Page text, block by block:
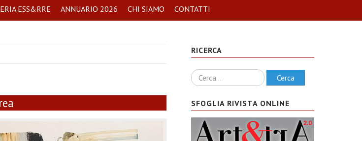
ESS&RRE ANNUARIO 2026 CHI SIAMO CONTATTI
RICERCA
Ricerca Cerca
SFOGLIA RIVISTA ONLINE